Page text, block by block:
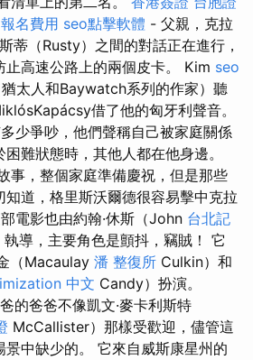
名費用 seo點擊軟體 - 父親，克拉
蒂（Rusty）之間的對話正在進行，
止高速公路上的兩個皮卡。 Kim seo
太人和Baywatch系列的作家）聽
借了他的匈牙利聲音。
少爭吵，他們聲稱自己被家庭關係
難狀態時，其他人都在他身邊。
事，整個家庭準備慶祝，但是那些
道，格里斯沃爾德很容易擊中克拉
電影也由約翰·休斯（John 台北記
導，主要角色是顫抖，竊賊！ 它
（Macaulay 潘 整復所 Culkin）和
中文 Candy）扮演。
的爸爸不像凱文·麥卡利斯特
McCallister）那樣受歡迎，儘管這
中缺少的。 它來自威斯康星州的